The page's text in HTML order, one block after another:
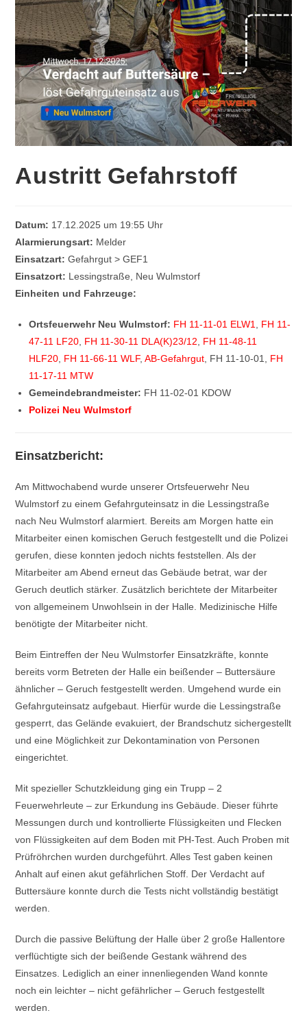
Austritt Gefahrstoff
Datum: 17.12.2025 um 19:55 Uhr
Alarmierungsart: Melder
Einsatzart: Gefahrgut > GEF1
Einsatzort: Lessingstraße, Neu Wulmstorf
Einheiten und Fahrzeuge:
Ortsfeuerwehr Neu Wulmstorf: FH 11-11-01 ELW1
FH 11-
47-11 LF20 FH 11-30-11 DLA(K)23/12
FH 11-48-11
HLF20 FH 11-66-11 WLF,AB-Gefahrgut , FH 11-10-01, FH
11-17-11 MTW
Gemeindebrandmeister: FH 11-02-01 KDOW
Polizei Neu Wulmstorf
Einsatzbericht:
Am Mittwochabend wurde unserer Ortsfeuerwehr Neu
Wulmstorf zu einem Gefahrguteinsatz in die Lessingstraße
nach Neu Wulmstorf alarmiert. Bereits am Morgen hatte ein
Mitarbeiter einen komischen Geruch festgestellt und die Polizei
gerufen, diese konnten jedoch nichts feststellen. Als der
Mitarbeiter am Abend erneut das Gebäude betrat, war der
Geruch deutlich stärker. Zusätzlich berichtete der Mitarbeiter
von allgemeinem Unwohlsein in der Halle. Medizinische Hilfe
benötigte der Mitarbeiter nicht.
Beim Eintreffen der Neu Wulmstorfer Einsatzkräfte, konnte
bereits vorm Betreten der Halle ein beißender – Buttersäure
ähnlicher – Geruch festgestellt werden. Umgehend wurde ein
Gefahrguteinsatz aufgebaut. Hierfür wurde die Lessingstraße
gesperrt, das Gelände evakuiert, der Brandschutz sichergestellt
und eine Möglichkeit zur Dekontamination von Personen
eingerichtet.
Mit spezieller Schutzkleidung ging ein Trupp – 2
Feuerwehrleute – zur Erkundung ins Gebäude. Dieser führte
Messungen durch und kontrollierte Flüssigkeiten und Flecken
von Flüssigkeiten auf dem Boden mit PH-Test. Auch Proben mit
Prüfröhrchen wurden durchgeführt. Alles Test gaben keinen
Anhalt auf einen akut gefährlichen Stoff. Der Verdacht auf
Buttersäure konnte durch die Tests nicht vollständig bestätigt
werden.
Durch die passive Belüftung der Halle über 2 große Hallentore
verflüchtigte sich der beißende Gestank während des
Einsatzes. Lediglich an einer innenliegenden Wand konnte
noch ein leichter – nicht gefährlicher – Geruch festgestellt
werden.